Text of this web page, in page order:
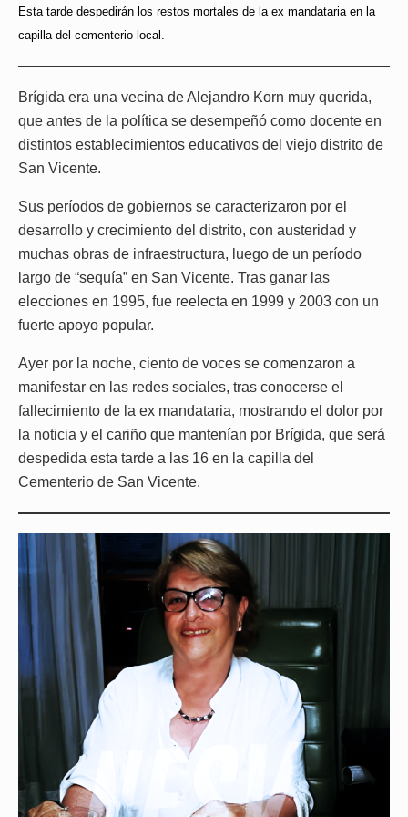
Esta tarde despedirán los restos mortales de la ex mandataria en la
capilla del cementerio local.
Brígida era una vecina de Alejandro Korn muy querida,
que antes de la política se desempeñó como docente en
distintos establecimientos educativos del viejo distrito de
San Vicente.
Sus períodos de gobiernos se caracterizaron por el
desarrollo y crecimiento del distrito, con austeridad y
muchas obras de infraestructura, luego de un período
largo de “sequía” en San Vicente. Tras ganar las
elecciones en 1995, fue reelecta en 1999 y 2003 con un
fuerte apoyo popular.
Ayer por la noche, ciento de voces se comenzaron a
manifestar en las redes sociales, tras conocerse el
fallecimiento de la ex mandataria, mostrando el dolor por
la noticia y el cariño que mantenían por Brígida, que será
despedida esta tarde a las 16 en la capilla del
Cementerio de San Vicente.